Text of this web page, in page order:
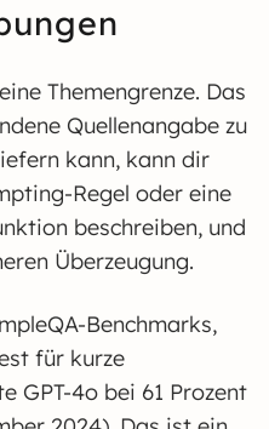
Themengrenze. Das
Quellenangabe zu
kann, kann dir
Regel oder eine
beschreiben, und
Überzeugung.
Benchmarks,
für kurze
GPT-4o bei 61 Prozent